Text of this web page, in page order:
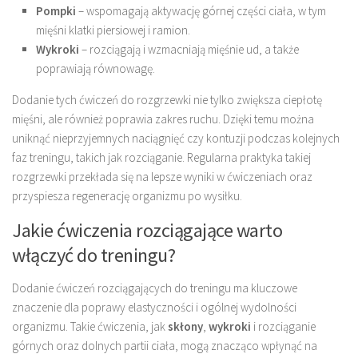
Pompki – wspomagają aktywację górnej części ciała, w tym
mięśni klatki piersiowej i ramion.
Wykroki – rozciągają i wzmacniają mięśnie ud, a także
poprawiają równowagę.
Dodanie tych ćwiczeń do rozgrzewki nie tylko zwiększa ciepłotę
mięśni, ale również poprawia zakres ruchu. Dzięki temu można
uniknąć nieprzyjemnych naciągnięć czy kontuzji podczas kolejnych
faz treningu, takich jak rozciąganie. Regularna praktyka takiej
rozgrzewki przekłada się na lepsze wyniki w ćwiczeniach oraz
przyspiesza regenerację organizmu po wysiłku.
Jakie ćwiczenia rozciągające warto
włączyć do treningu?
Dodanie ćwiczeń rozciągających do treningu ma kluczowe
znaczenie dla poprawy elastyczności i ogólnej wydolności
organizmu. Takie ćwiczenia, jakskłony, wykroki i rozciąganie
górnych oraz dolnych partii ciała, mogą znacząco wpłynąć na